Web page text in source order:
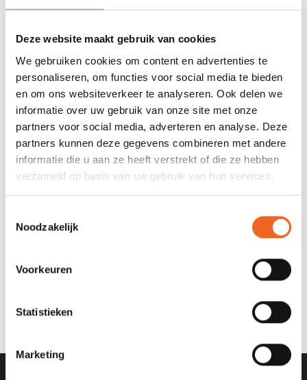
Deze website maakt gebruik van cookies
We gebruiken cookies om content en advertenties te
personaliseren, om functies voor social media te bieden
en om ons websiteverkeer te analyseren. Ook delen we
informatie over uw gebruik van onze site met onze
partners voor social media, adverteren en analyse. Deze
partners kunnen deze gegevens combineren met andere
informatie die u aan ze heeft verstrekt of die ze hebben
verzameld op basis van uw gebruik van hun services.
Noodzakelijk
Voorkeuren
Statistieken
Marketing
678 GOOGLE REVIEWS
PROEFVAART
locatie
INFORMATIE
Dit polypropyleen touw heeft een dikte van 5 millimeter. Als u
(bijvoorbeeld) 4 meter touw wilt, besteld u het product 4 keer.
REVIEWS
Nog niet gewaardeerd